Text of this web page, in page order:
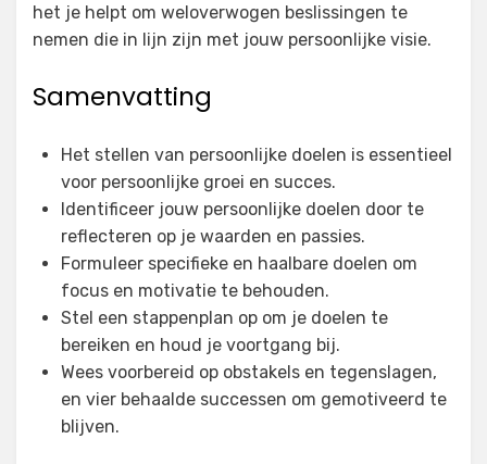
het je helpt om weloverwogen beslissingen te
nemen die in lijn zijn met jouw persoonlijke visie.
Samenvatting
Het stellen van persoonlijke doelen is essentieel
voor persoonlijke groei en succes.
Identificeer jouw persoonlijke doelen door te
reflecteren op je waarden en passies.
Formuleer specifieke en haalbare doelen om
focus en motivatie te behouden.
Stel een stappenplan op om je doelen te
bereiken en houd je voortgang bij.
Wees voorbereid op obstakels en tegenslagen,
en vier behaalde successen om gemotiveerd te
blijven.